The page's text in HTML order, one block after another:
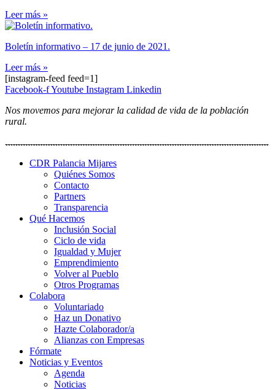
Leer más »
Boletín informativo – 17 de junio de 2021.
Leer más »
[instagram-feed feed=1]
Facebook-fYoutube Instagram Linkedin
Nos movemos para mejorar la calidad de vida de la población
rural.
CDR Palancia Mijares
Quiénes Somos
Contacto
Partners
Transparencia
Qué Hacemos
Inclusión Social
Ciclo de vida
Igualdad y Mujer
Emprendimiento
Volver al Pueblo
Otros Programas
Colabora
Voluntariado
Haz un Donativo
Hazte Colaborador/a
Alianzas con Empresas
Fórmate
Noticias y Eventos
Agenda
Noticias